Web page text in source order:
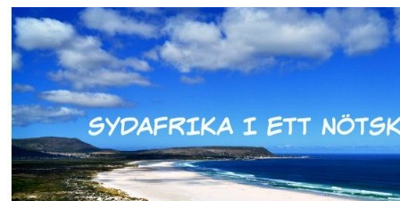
Skip
to
Main
Content